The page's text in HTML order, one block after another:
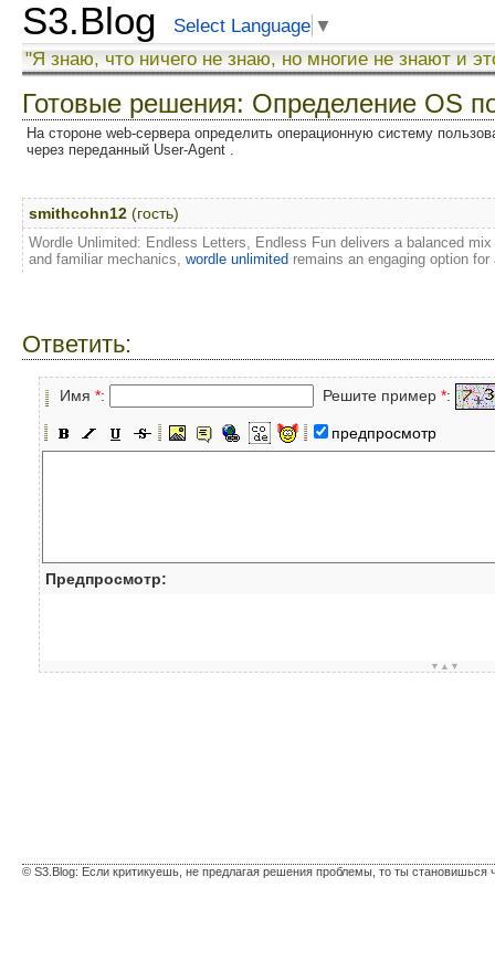
S3.Blog Select Language ▼
"Я знаю, что ничего не знаю, но многие не знают и
Готовые решения: Определение OS
На стороне web-сервера определить операционную систему
через переданный User-Agent .
smithcohn12 (гость)
Wordle Unlimited: Endless Letters, Endless Fun delivers a balanced
and familiar mechanics, wordle unlimited remains an engaging option
Ответить:
Имя *: Решите пример *:
предпросмотр
Предпросмотр:
▼▲▼
© S3.Blog: Если критикуешь, не предлагая решения проблемы, то ты становишься